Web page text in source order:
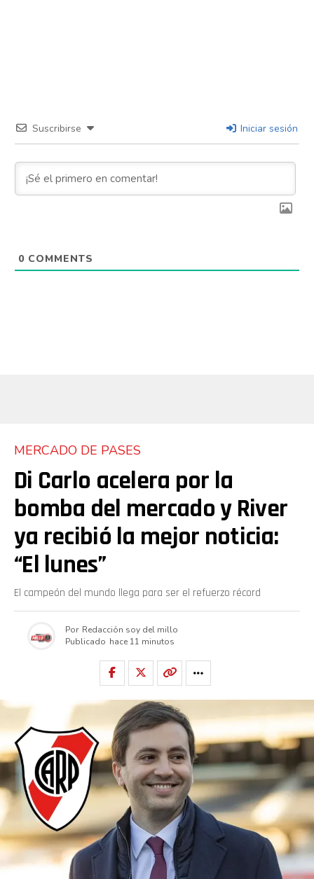
Suscribirse Iniciar sesión
0 COMMENTS
MERCADO DE PASES
Di Carlo acelera por la
bomba del mercado y River
ya recibió la mejor noticia:
“El lunes”
El campeón del mundo llega para ser el refuerzo récord
Por Redacción soy del millo
Publicado hace 11 minutos